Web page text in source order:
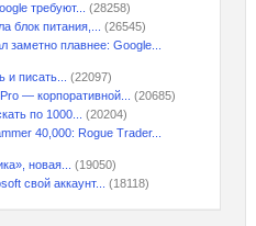
требуют...
(28258)
блок питания,...
(26545)
заметно плавнее: Google...
и писать...
(22097)
— корпоративной...
(20685)
по 1000...
(20204)
40,000: Rogue Trader...
новая...
(19050)
свой аккаунт...
(18118)